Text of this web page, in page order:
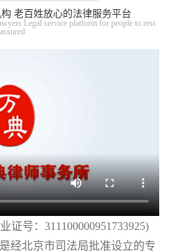
老百姓放心的法律服务平台
Legal service platform for people to rest
assured
号：311100000951733925)
经北京市司法局批准设立的专